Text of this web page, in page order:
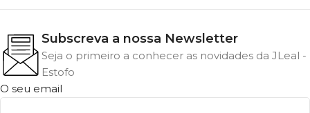
Subscreva a nossa Newsletter
Seja o primeiro a conhecer as novidades da JLeal -
Estofo
O seu email